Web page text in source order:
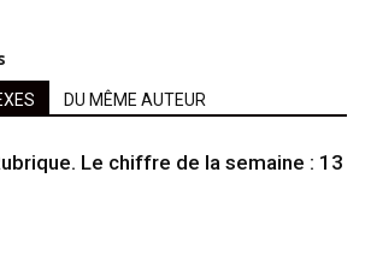
DU MÊME AUTEUR
Le chiffre de la semaine : 13